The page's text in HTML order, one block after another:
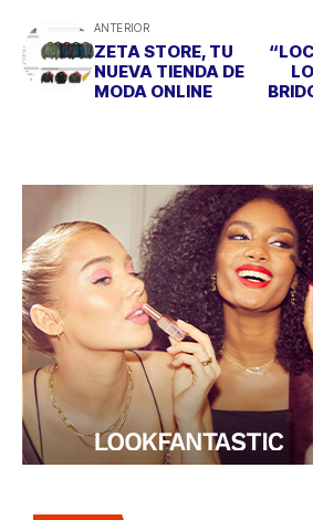
ANTERIOR
ZETA STORE, TU
NUEVA TIENDA DE
MODA ONLINE